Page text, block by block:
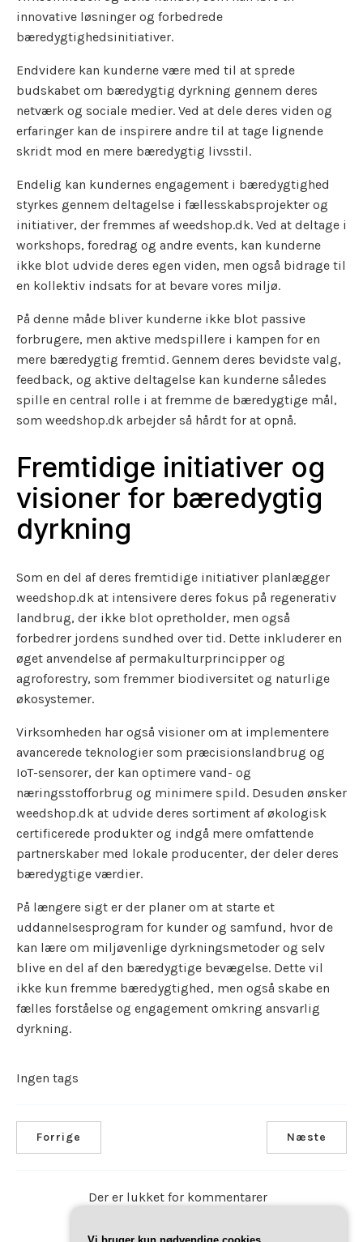
innovative løsninger og forbedrede
bæredygtighedsinitiativer.
Endvidere kan kunderne være med til at sprede
budskabet om bæredygtig dyrkning gennem deres
netværk og sociale medier. Ved at dele deres viden og
erfaringer kan de inspirere andre til at tage lignende
skridt mod en mere bæredygtig livsstil.
Endelig kan kundernes engagement i bæredygtighed
styrkes gennem deltagelse i fællesskabsprojekter og
initiativer, der fremmes af weedshop.dk. Ved at deltage i
workshops, foredrag og andre events, kan kunderne
ikke blot udvide deres egen viden, men også bidrage til
en kollektiv indsats for at bevare vores miljø.
På denne måde bliver kunderne ikke blot passive
forbrugere, men aktive medspillere i kampen for en
mere bæredygtig fremtid. Gennem deres bevidste valg,
feedback, og aktive deltagelse kan kunderne således
spille en central rolle i at fremme de bæredygtige mål,
som weedshop.dk arbejder så hårdt for at opnå.
Fremtidige initiativer og
visioner for bæredygtig
dyrkning
Som en del af deres fremtidige initiativer planlægger
weedshop.dk at intensivere deres fokus på regenerativ
landbrug, der ikke blot opretholder, men også
forbedrer jordens sundhed over tid. Dette inkluderer en
øget anvendelse af permakulturprincipper og
agroforestry, som fremmer biodiversitet og naturlige
økosystemer.
Virksomheden har også visioner om at implementere
avancerede teknologier som præcisionslandbrug og
IoT-sensorer, der kan optimere vand- og
næringsstofforbrug og minimere spild. Desuden ønsker
weedshop.dk at udvide deres sortiment af økologisk
certificerede produkter og indgå mere omfattende
partnerskaber med lokale producenter, der deler deres
bæredygtige værdier.
På længere sigt er der planer om at starte et
uddannelsesprogram for kunder og samfund, hvor de
kan lære om miljøvenlige dyrkningsmetoder og selv
blive en del af den bæredygtige bevægelse. Dette vil
ikke kun fremme bæredygtighed, men også skabe en
fælles forståelse og engagement omkring ansvarlig
dyrkning.
Ingen tags
Forrige Næste
Der er lukket for kommentarer